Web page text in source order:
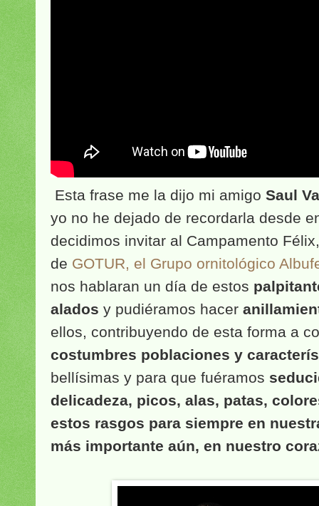
Esta frase me la dijo mi amigo Saul
yo no he dejado de recordarla desde
decidimos invitar al Campamento
de GOTUR, el Grupo ornitológico
nos hablaran un día de estos
alados y pudiéramos hacer
ellos, contribuyendo de esta forma a
costumbres poblaciones y
bellísimas y para que fuéramos
delicadeza, picos, alas, patas,
estos rasgos para siempre en
más importante aún, en nuestro